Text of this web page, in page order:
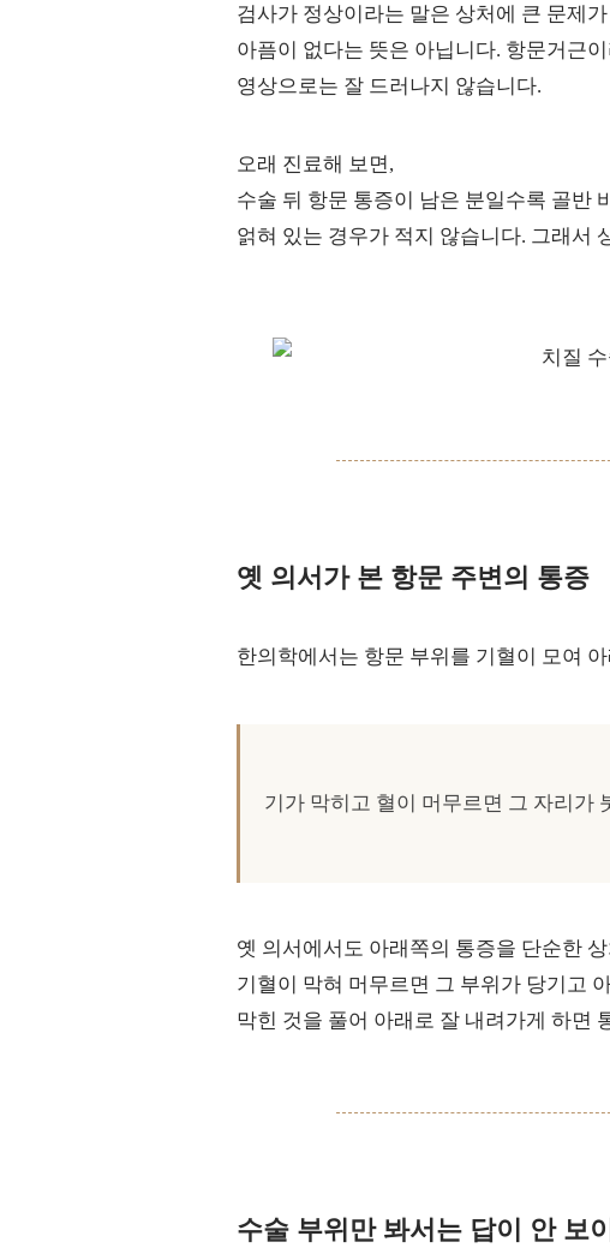
검사가 정상이라는 말은 상처에 큰 문제
아픔이 없다는 뜻은 아닙니다. 항문거근
영상으로는 잘 드러나지 않습니다.
오래 진료해 보면,
수술 뒤 항문 통증이 남은 분일수록 골반
얽혀 있는 경우가 적지 않습니다. 그래서
옛 의서가 본 항문 주변의 통증
한의학에서는 항문 부위를 기혈이 모여
기가 막히고 혈이 머무르면 그 자리가
옛 의서에서도 아래쪽의 통증을 단순한
기혈이 막혀 머무르면 그 부위가 당기고
막힌 것을 풀어 아래로 잘 내려가게 하면
수술 부위만 봐서는 답이 안 보